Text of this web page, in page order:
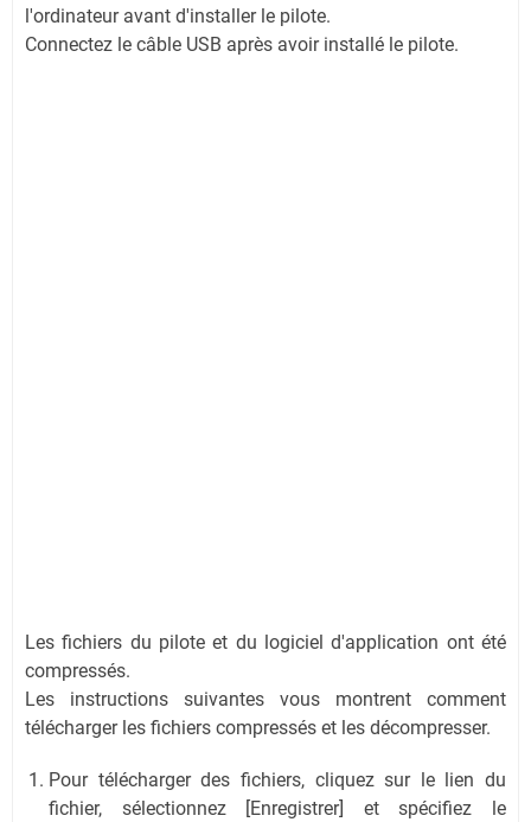
l'ordinateur avant d'installer le pilote.
Connectez le câble USB après avoir installé le pilote.
Les fichiers du pilote et du logiciel d'application ont été
compressés.
Les instructions suivantes vous montrent comment
télécharger les fichiers compressés et les décompresser.
Pour télécharger des fichiers, cliquez sur le lien du
fichier, sélectionnez [Enregistrer] et spécifiez le